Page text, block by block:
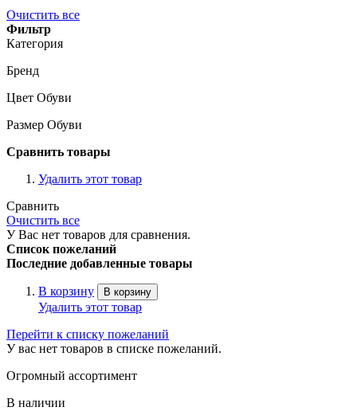
Очистить все
Фильтр
Категория
Бренд
Цвет Обуви
Размер Обуви
Сравнить товары
Удалить этот товар
Сравнить
Очистить все
У Вас нет товаров для сравнения.
Список пожеланий
Последние добавленные товары
В корзину В корзину
Удалить этот товар
Перейти к списку пожеланий
У вас нет товаров в списке пожеланий.
Огромный ассортимент
В наличии